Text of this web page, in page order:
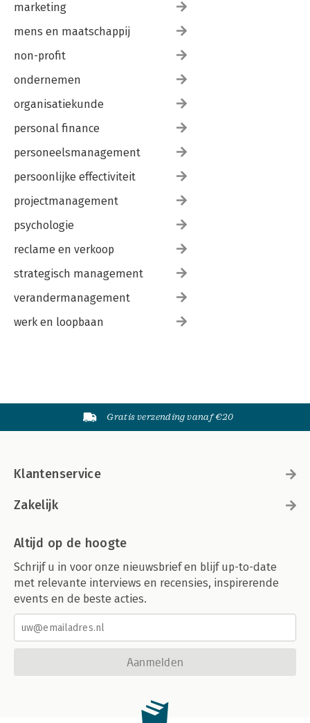
marketing
mens en maatschappij
non-profit
ondernemen
organisatiekunde
personal finance
personeelsmanagement
persoonlijke effectiviteit
projectmanagement
psychologie
reclame en verkoop
strategisch management
verandermanagement
werk en loopbaan
Gratis verzending vanaf €20
Klantenservice
Zakelijk
Altijd op de hoogte
Schrijf u in voor onze nieuwsbrief en blijf up-to-date
met relevante interviews en recensies, inspirerende
events en de beste acties.
Aanmelden